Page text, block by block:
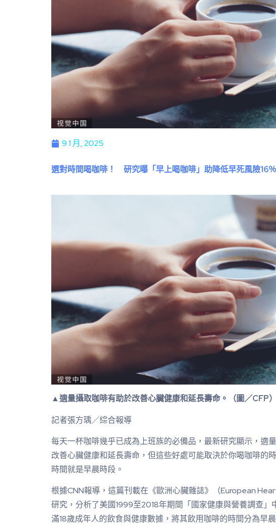
9 1 月, 2025
選對時間喝咖啡！ 研究曝「早上喝咖啡」助降低早死風險16％
▲適量攝取咖啡有助於改善心臟健康和延長壽命。（圖／CFP）
記者張方瑀／綜合報導
每天一杯咖啡幾乎已成為上班族的必備品，最新研究顯示，適
改善心臟健康和延長壽命，但這些好處可能取決於你喝咖啡的
時間就是早晨時段。
根據CNN報導，這篇刊載在《歐洲心臟雜誌》（European
研究，分析了美國1999至2018年期間「國家健康與營養調查」
滿18歲成年人的飲食與健康數據，將其飲用咖啡的時間分為早